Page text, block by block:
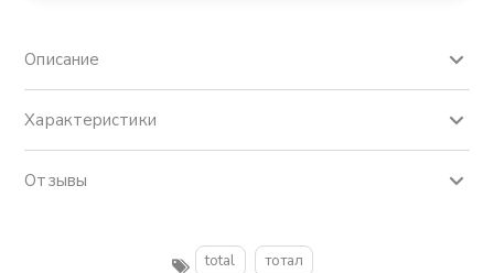
Описание
Характеристики
Отзывы
total тотал